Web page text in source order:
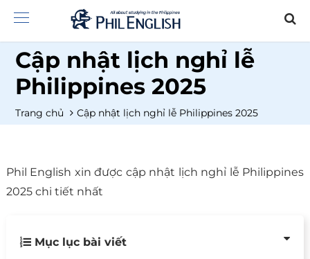
Cập nhật lịch nghỉ lễ
Philippines 2025
Trang chủ Cập nhật lịch nghỉ lễ Philippines 2025
Phil English xin được cập nhật lịch nghỉ lễ Philippines
2025 chi tiết nhất
Mục lục bài viết